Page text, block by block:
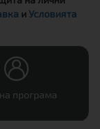
иУсловията
програма